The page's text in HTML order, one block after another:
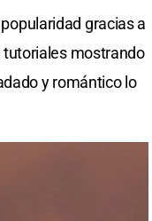
gracias a
tutoriales mostrando
y romántico lo